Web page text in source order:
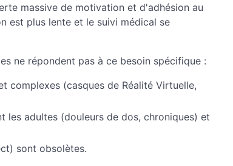
massive de motivation et d'adhésion au
est plus lente et le suivi médical se
ne répondent pas à ce besoin spécifique :
complexes (casques de Réalité Virtuelle,
les adultes (douleurs de dos, chroniques) et
sont obsolètes.